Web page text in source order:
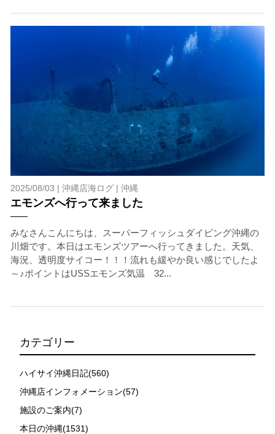
2025/08/03 | 沖縄店海ログ| 沖縄
エモンズへ行って来ました
みなさんこんにちは、スーパーフィッシュダイビング沖縄の
川畑です。本日はエモンズツアーへ行ってきました。天気、
海況、透明度サイコー！！！流れも緩やか良い感じでしたよ
～♪ポイントはUSSエモンズ気温 32...
カテゴリー
ハイサイ沖縄日記(560)
沖縄店インフォメーション(57)
施設のご案内(7)
本日の沖縄(1531)